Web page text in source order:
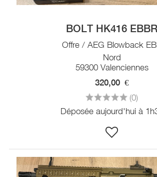
BOLT HK416 EBBR
Offre / AEG Blowback
Nord
59300 Valenciennes
320,00 €
(0)
Déposée aujourd'hui à